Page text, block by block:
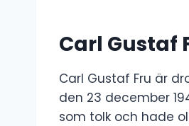
Carl Gustaf
Carl Gustaf Fru är
den 23 december
som tolk och hade